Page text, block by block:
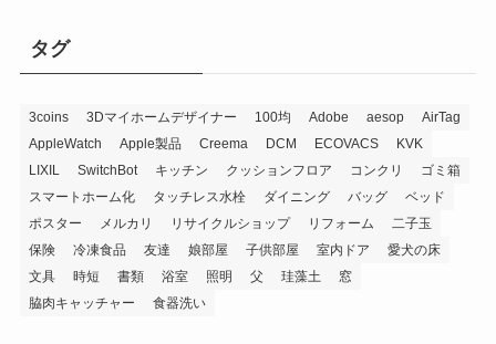
タグ
3coins 3Dマイホームデザイナー 100均 Adobe aesop
AirTag
AppleWatch
Apple製品 Creema DCM ECOVACS
KVK
LIXIL
SwitchBot キッチン クッションフロア コンクリ
ゴミ箱
スマートホーム化
タッチレス水栓 ダイニング バッグ
ベッド
ポスター
メルカリ リサイクルショップ リフォーム
二子玉
保険
冷凍食品 友達 娘部屋 子供部屋 室内ドア
愛犬の床
文具
時短 書類 浴室 照明 父 珪藻土
窓
脇肉キャッチャー
食器洗い